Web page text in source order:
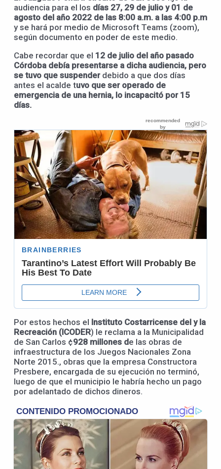
audiencia para el los días 27, 29 de julio y 01 de
agosto del año 2022 de las 8:00 a.m. a las 4:00 p.m
y se hará por medio de Microsoft Teams (zoom),
según documento en poder de este medio.
Cabe recordar que el 12 de julio del año pasado
Córdoba debía presentarse a dicha audiencia, pero
se tuvo que suspenderdebido a que dos días
antes el acalde tuvo que ser operado de
emergencia de una hernia, lo incapacitó por 15
días.
Por estos hechos el Instituto Costarricense del y la
Recreación (ICODER) le reclama a la Municipalidad
de San Carlos ¢928 millones de las obras de
infraestructura de los Juegos Nacionales Zona
Norte 2015., obras que la empresa Constructora
Presbere, encargada de su ejecución no terminó,
luego de que el municipio le habría hecho un pago
por adelantado de dichos dineros.